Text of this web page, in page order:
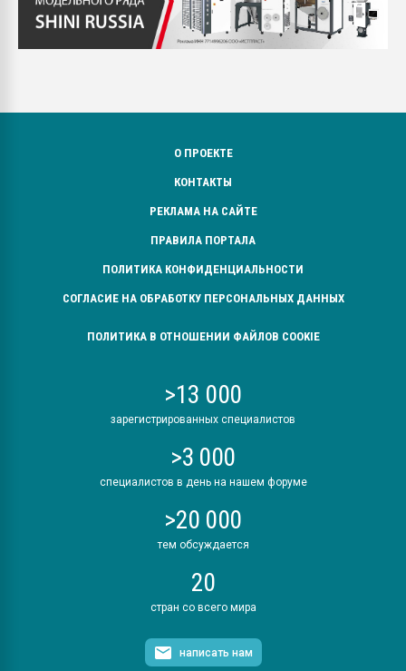
О ПРОЕКТЕ
КОНТАКТЫ
РЕКЛАМА НА САЙТЕ
ПРАВИЛА ПОРТАЛА
ПОЛИТИКА КОНФИДЕНЦИАЛЬНОСТИ
СОГЛАСИЕ НА ОБРАБОТКУ ПЕРСОНАЛЬНЫХ ДАННЫХ
ПОЛИТИКА В ОТНОШЕНИИ ФАЙЛОВ COOKIE
>13 000
зарегистрированных специалистов
>3 000
специалистов в день на нашем форуме
>20 000
тем обсуждается
20
стран со всего мира
написать нам